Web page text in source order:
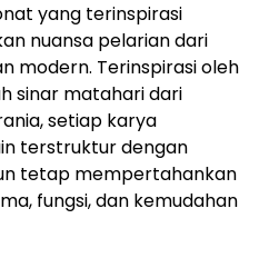
yang terinspirasi
nuansa pelarian dari
modern. Terinspirasi oleh
sinar matahari dari
setiap karya
terstruktur dengan
tetap mempertahankan
fungsi, dan kemudahan